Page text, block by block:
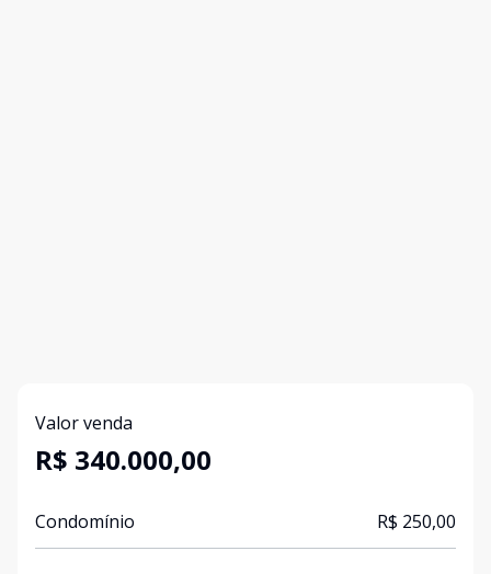
Valor venda
R$ 340.000,00
Condomínio R$ 250,00